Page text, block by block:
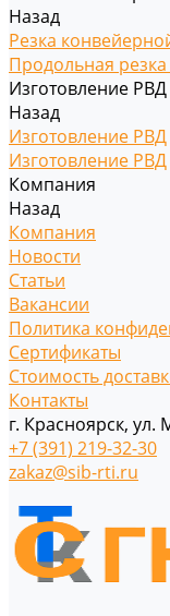
Назад
Резка
Продольная
Изготовление РВД
Назад
Изготовление РВД
Изготовление РВД
Компания
Назад
Компания
Новости
Статьи
Вакансии
Политика
Сертификаты
Стоимость
Контакты
г. Красноярск, ул.
+7 (391) 219-32-30
zakaz@sib-rti.ru